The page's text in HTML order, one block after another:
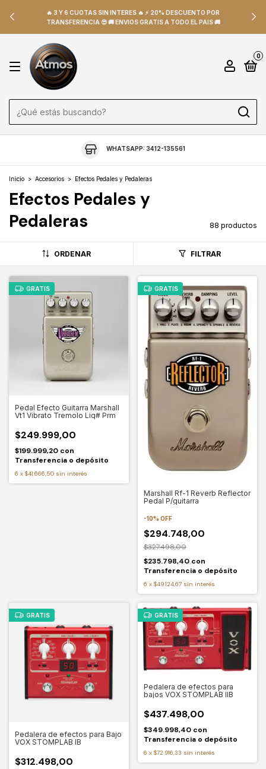
🔥 3 Y 6 CUOTAS SIN INTERES 🔥 ⚡ 20% DESCUENTO POR
TRANSFERENCIA 😎 🚚 ENVIOS GRATIS A TODO EL PAIS 🚚
0
WHATSAPP: 3412-135561
Inicio > Accesorios > Efectos Pedales y Pedaleras
Efectos Pedales y
Pedaleras
88 productos
ORDENAR FILTRAR
GRATIS
Pedal Efecto Guitarra Marshall
Vt1 Vibrato Tremolo Liq# Prm
$249.999,00
$199.999,20 con
Transferencia o depósito
6 x $41.666,50 sin interés
GRATIS
Marshall Rf-1 Reverb Reflector
Pedal P/guitarra
-10% OFF
$294.748,00
$327.498,00
$235.798,40 con
Transferencia o depósito
6 x $49.124,67 sin interés
GRATIS
Pedalera de efectos para Bajo
VOX STOMPLAB IB
$312.498,00
GRATIS
Pedalera de efectos para
bajos VOX STOMPLAB IIB
$437.498,00
$349.998,40 con
Transferencia o depósito
6 x $72.916,33 sin interés